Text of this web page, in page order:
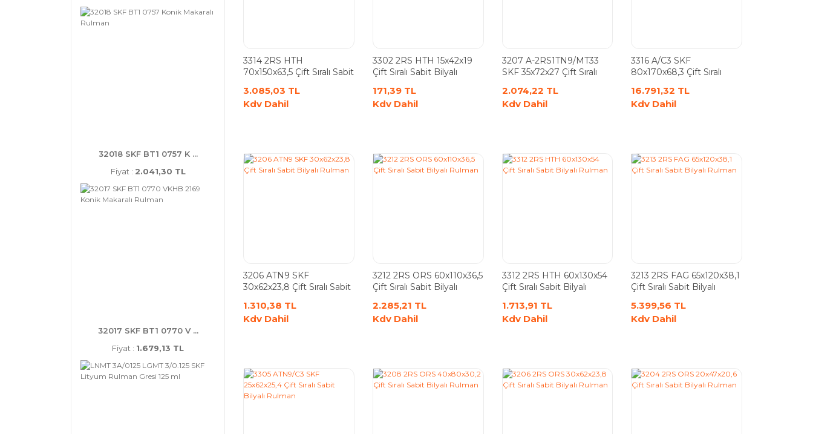
32018 SKF BT1 0757 K ...
Fiyat : 2.041,30 TL
32017 SKF BT1 0770 V ...
Fiyat : 1.679,13 TL
3314 2RS HTH
70x150x63,5 Çift Sıralı Sabit
3.085,03 TL
Kdv Dahil
3302 2RS HTH 15x42x19
Çift Sıralı Sabit Bilyalı
171,39 TL
Kdv Dahil
3207 A-2RS1TN9/MT33
SKF 35x72x27 Çift Sıralı
2.074,22 TL
Kdv Dahil
3316 A/C3 SKF
80x170x68,3 Çift Sıralı
16.791,32 TL
Kdv Dahil
3206 ATN9 SKF
30x62x23,8 Çift Sıralı Sabit
1.310,38 TL
Kdv Dahil
3212 2RS ORS 60x110x36,5
Çift Sıralı Sabit Bilyalı
2.285,21 TL
Kdv Dahil
3312 2RS HTH 60x130x54
Çift Sıralı Sabit Bilyalı
1.713,91 TL
Kdv Dahil
3213 2RS FAG 65x120x38,1
Çift Sıralı Sabit Bilyalı
5.399,56 TL
Kdv Dahil